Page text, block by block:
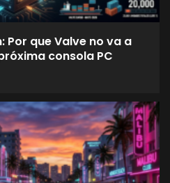
Por que Valve no va a
consola PC